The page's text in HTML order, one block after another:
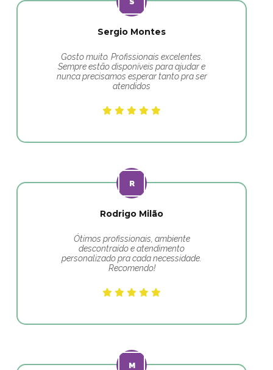
Sergio Montes
Gosto muito. Profissionais excelentes.
Sempre estão disponíveis para ajudar e
nunca precisamos esperar tanto pra ser
atendidos
Rodrigo Milão
Ótimos profissionais, ambiente
descontraído e atendimento
personalizado pra cada necessidade.
Recomendo!